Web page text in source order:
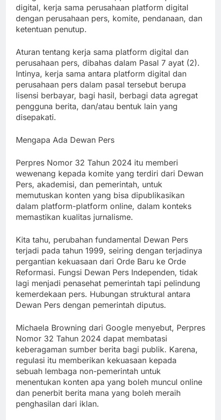
digital, kerja sama perusahaan platform digital
dengan perusahaan pers, komite, pendanaan, dan
ketentuan penutup.
Aturan tentang kerja sama platform digital dan
perusahaan pers, dibahas dalam Pasal 7 ayat (2).
Intinya, kerja sama antara platform digital dan
perusahaan pers dalam pasal tersebut berupa
lisensi berbayar, bagi hasil, berbagi data agregat
pengguna berita, dan/atau bentuk lain yang
disepakati.
Mengapa Ada Dewan Pers
Perpres Nomor 32 Tahun 2024 itu memberi
wewenang kepada komite yang terdiri dari Dewan
Pers, akademisi, dan pemerintah, untuk
memutuskan konten yang bisa dipublikasikan
dalam platform-platform online, dalam konteks
memastikan kualitas jurnalisme.
Kita tahu, perubahan fundamental Dewan Pers
terjadi pada tahun 1999, seiring dengan terjadinya
pergantian kekuasaan dari Orde Baru ke Orde
Reformasi. Fungsi Dewan Pers Independen, tidak
lagi menjadi penasehat pemerintah tapi pelindung
kemerdekaan pers. Hubungan struktural antara
Dewan Pers dengan pemerintah diputus.
Michaela Browning dari Google menyebut, Perpres
Nomor 32 Tahun 2024 dapat membatasi
keberagaman sumber berita bagi publik. Karena,
regulasi itu memberikan kekuasaan kepada
sebuah lembaga non-pemerintah untuk
menentukan konten apa yang boleh muncul online
dan penerbit berita mana yang boleh meraih
penghasilan dari iklan.